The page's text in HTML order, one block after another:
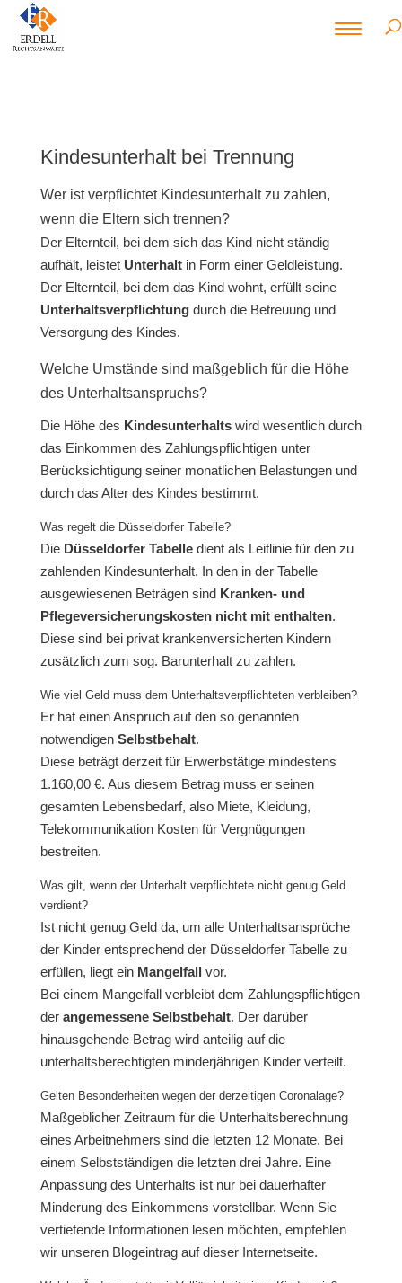
Kindesunterhalt bei Trennung
Wer ist verpflichtet Kindesunterhalt zu zahlen,
wenn die Eltern sich trennen?
Der Elternteil, bei dem sich das Kind nicht ständig
aufhält, leistet Unterhaltin Form einer Geldleistung.
Der Elternteil, bei dem das Kind wohnt, erfüllt seine
Unterhaltsverpflichtungdurch die Betreuung und
Versorgung des Kindes.
Welche Umstände sind maßgeblich für die Höhe
des Unterhaltsanspruchs?
Die Höhe des Kindesunterhaltswird wesentlich durch
das Einkommen des Zahlungspflichtigen unter
Berücksichtigung seiner monatlichen Belastungen und
durch das Alter des Kindes bestimmt.
Was regelt die Düsseldorfer Tabelle?
Die Düsseldorfer Tabelledient als Leitlinie für den zu
zahlenden Kindesunterhalt. In den in der Tabelle
ausgewiesenen Beträgen sind Kranken- und
Pflegeversicherungskosten nicht mit enthalten.
Diese sind bei privat krankenversicherten Kindern
zusätzlich zum sog. Barunterhalt zu zahlen.
Wie viel Geld muss dem Unterhaltsverpflichteten verbleiben?
Er hat einen Anspruch auf den so genannten
notwendigen Selbstbehalt.
Diese beträgt derzeit für Erwerbstätige mindestens
1.160,00 €. Aus diesem Betrag muss er seinen
gesamten Lebensbedarf, also Miete, Kleidung,
Telekommunikation Kosten für Vergnügungen
bestreiten.
Was gilt, wenn der Unterhalt verpflichtete nicht genug Geld
verdient?
Ist nicht genug Geld da, um alle Unterhaltsansprüche
der Kinder entsprechend der Düsseldorfer Tabelle zu
erfüllen, liegt ein Mangelfall vor.
Bei einem Mangelfall verbleibt dem Zahlungspflichtigen
der angemessene Selbstbehalt. Der darüber
hinausgehende Betrag wird anteilig auf die
unterhaltsberechtigten minderjährigen Kinder verteilt.
Gelten Besonderheiten wegen der derzeitigen Coronalage?
Maßgeblicher Zeitraum für die Unterhaltsberechnung
eines Arbeitnehmers sind die letzten 12 Monate. Bei
einem Selbstständigen die letzten drei Jahre. Eine
Anpassung des Unterhalts ist nur bei dauerhafter
Minderung des Einkommens vorstellbar. Wenn Sie
vertiefende Informationen lesen möchten, empfehlen
wir unseren Blogeintrag auf dieser Internetseite.